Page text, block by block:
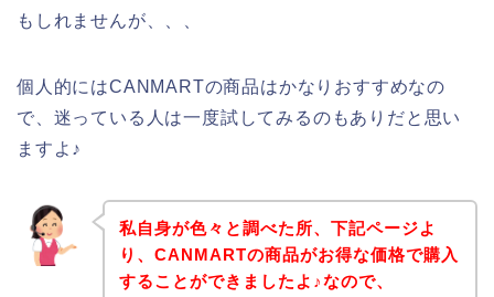
もしれませんが、、、
個人的にはCANMARTの商品はかなりおすすめなの
で、迷っている人は一度試してみるのもありだと思い
ますよ♪
私自身が色々と調べた所、下記ページよ
り、CANMARTの商品がお得な価格で購入
することができましたよ♪なので、